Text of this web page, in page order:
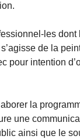
les dont
de la
pour intention
la
une
ainsi que le